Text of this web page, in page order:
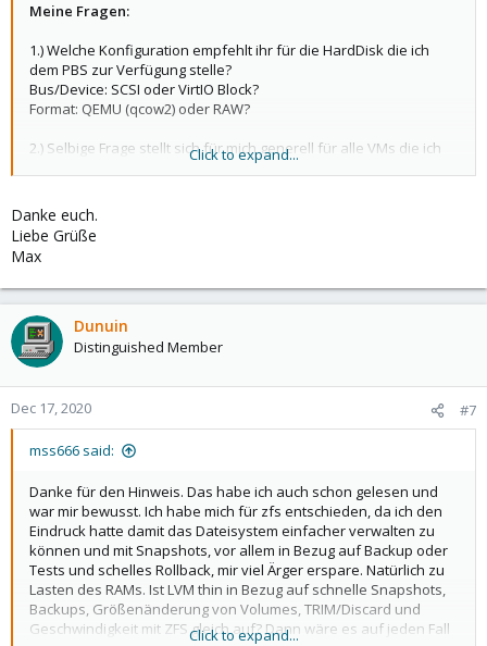
Meine Fragen:
1.) Welche Konfiguration empfehlt ihr für die HardDisk die ich
dem PBS zur Verfügung stelle?
Bus/Device: SCSI oder VirtIO Block?
Format: QEMU (qcow2) oder RAW?
2.) Selbige Frage stellt sich für mich generell für alle VMs die ich
welches Bus/Device und welches Image-Format am besten?
Click to expand...
Danke euch.
Liebe Grüße
Max
Dunuin
Distinguished Member
Dec 17, 2020 #7
mss666 said:
Danke für den Hinweis. Das habe ich auch schon gelesen und
war mir bewusst. Ich habe mich für zfs entschieden, da ich den
Eindruck hatte damit das Dateisystem einfacher verwalten zu
können und mit Snapshots, vor allem in Bezug auf Backup oder
Tests und schelles Rollback, mir viel Ärger erspare. Natürlich zu
Lasten des RAMs. Ist LVM thin in Bezug auf schnelle Snapshots,
Backups, Größenänderung von Volumes, TRIM/Discard und
Geschwindigkeit mit ZFS gleich auf? Dann wäre es auf jeden Fall
Click to expand...